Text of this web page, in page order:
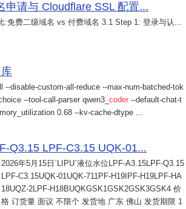
请与 Cloudflare SSL 配置...
:免费二级域名 vs 付费域名 3.1 Step 1: 登录与认...
--disable-custom-all-reduce --max-num-batched-tok
--tool-call-parser qwen3_ coder --default-chat-t
0.68 --kv-cache-dtype ...
Q3.15 LPF-C3.15 UQK-01...
2026年5月15日 `LIPU`液位水位LPF-A3.15LPF-Q3.15
LPF-C3.15UQK-01UQK-711PF-H19IPF-H19LPF-HA
18UQZ-2LPF-H18BUQKGSK1GSK2GSK3GSK4 价
格 订货量 面议 不限个 发货地 广东 佛山 发货期限 1